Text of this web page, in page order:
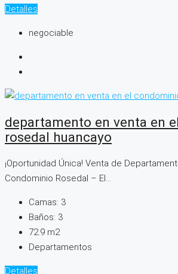
Detalles
negociable
departamento en venta en
rosedal huancayo
¡Oportunidad Única! Venta de
Condominio Rosedal – El...
Camas: 3
Baños: 3
72.9 m2
Departamentos
Detalles